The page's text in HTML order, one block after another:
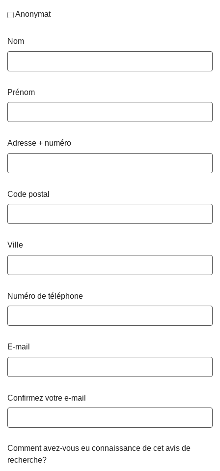
Anonymat
Nom
Prénom
Adresse + numéro
Code postal
Ville
Numéro de téléphone
E-mail
Confirmez votre e-mail
Comment avez-vous eu connaissance de cet avis de
recherche?